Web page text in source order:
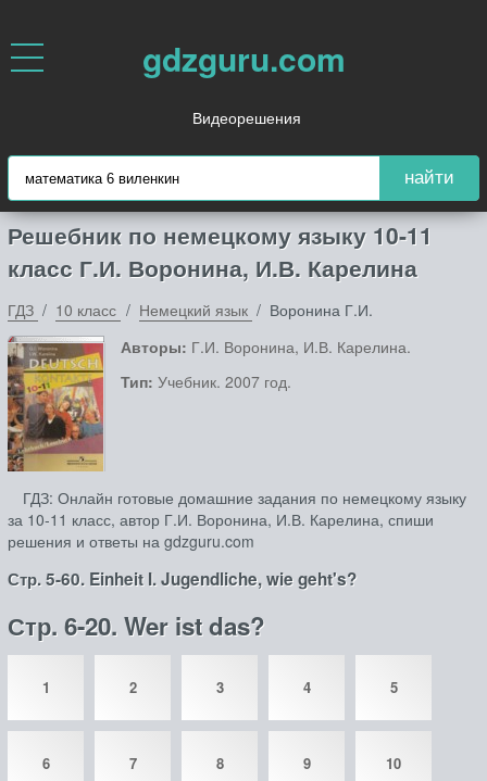
gdzguru.com
Видеорешения
найти
Решебник по немецкому языку 10‐11
класс Г.И. Воронина, И.В. Карелина
ГДЗ 10 класс Немецкий язык
Воронина Г.И.
Авторы: Г.И. Воронина, И.В. Карелина.
Тип: Учебник. 2007 год.
ГДЗ: Онлайн готовые домашние задания по немецкому языку
за 10‐11 класс, автор Г.И. Воронина, И.В. Карелина, спиши
решения и ответы на gdzguru.com
Стр. 5-60. Einheit I. Jugendliche, wie geht's?
Стр. 6-20. Wer ist das?
1 2 3 4 5
6 7 8 9 10